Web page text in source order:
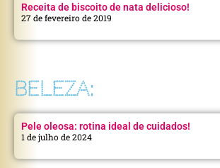
Receita de biscoito de nata delicioso!
27 de fevereiro de 2019
BELEZA:
Pele oleosa: rotina ideal de cuidados!
1 de julho de 2024